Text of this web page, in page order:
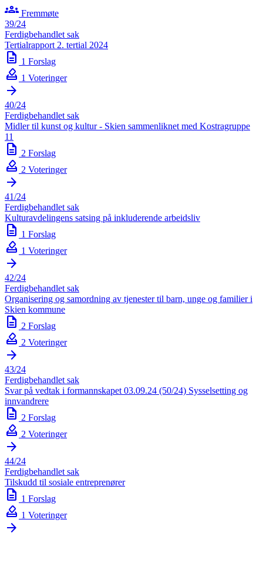
groups Fremmøte
39/24
Ferdigbehandlet sak
Tertialrapport 2. tertial 2024
description 1 Forslag
how_to_vote 1 Voteringer
arrow_forward
40/24
Ferdigbehandlet sak
Midler til kunst og kultur - Skien sammenliknet med Kostragruppe
11
description 2 Forslag
how_to_vote 2 Voteringer
arrow_forward
41/24
Ferdigbehandlet sak
Kulturavdelingens satsing på inkluderende arbeidsliv
description 1 Forslag
how_to_vote 1 Voteringer
arrow_forward
42/24
Ferdigbehandlet sak
Organisering og samordning av tjenester til barn, unge og familier i
Skien kommune
description 2 Forslag
how_to_vote 2 Voteringer
arrow_forward
43/24
Ferdigbehandlet sak
Svar på vedtak i formannskapet 03.09.24 (50/24) Sysselsetting og
innvandrere
description 2 Forslag
how_to_vote 2 Voteringer
arrow_forward
44/24
Ferdigbehandlet sak
Tilskudd til sosiale entreprenører
description 1 Forslag
how_to_vote 1 Voteringer
arrow_forward